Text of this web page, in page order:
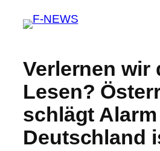
Verlernen wir
Lesen?
schlägt
Deutschland